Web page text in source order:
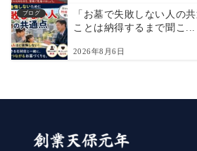
ブログ
「お墓で失敗しない人の
ことは納得するまで聞こ...
2026年8月6日